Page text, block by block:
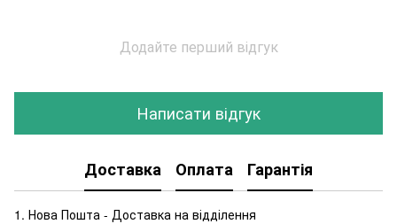
Додайте перший відгук
Написати відгук
Доставка Оплата Гарантія
1. Нова Пошта - Доставка на відділення